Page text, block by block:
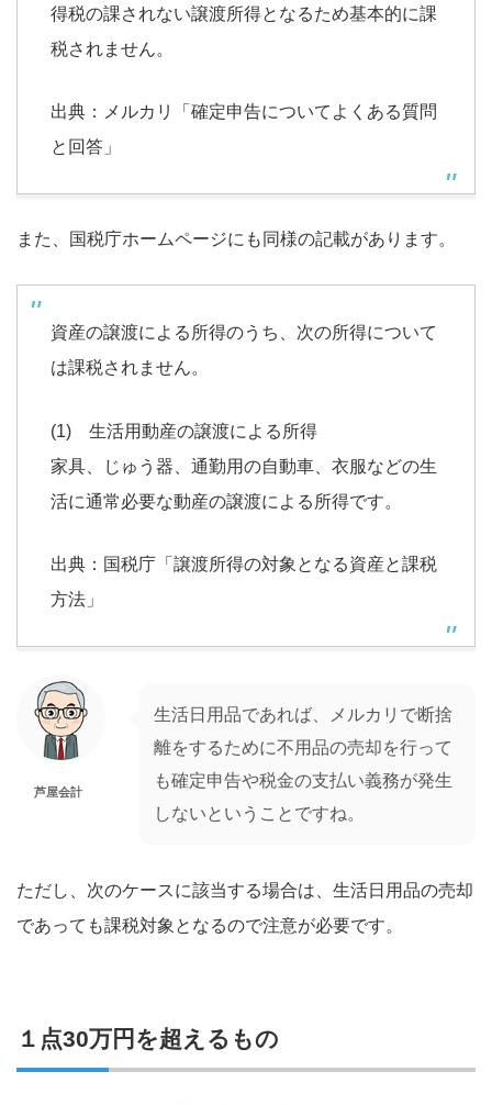
得税の課されない譲渡所得となるため基本的に課
税されません。
出典：メルカリ「確定申告についてよくある質問
と回答」
また、国税庁ホームページにも同様の記載があります。
資産の譲渡による所得のうち、次の所得について
は課税されません。
(1) 生活用動産の譲渡による所得
家具、じゅう器、通勤用の自動車、衣服などの生
活に通常必要な動産の譲渡による所得です。
出典：国税庁「譲渡所得の対象となる資産と課税
方法」
芦屋会計
生活日用品であれば、メルカリで断捨
離をするために不用品の売却を行って
も確定申告や税金の支払い義務が発生
しないということですね。
ただし、次のケースに該当する場合は、生活日用品の売却
であっても課税対象となるので注意が必要です。
１点30万円を超えるもの